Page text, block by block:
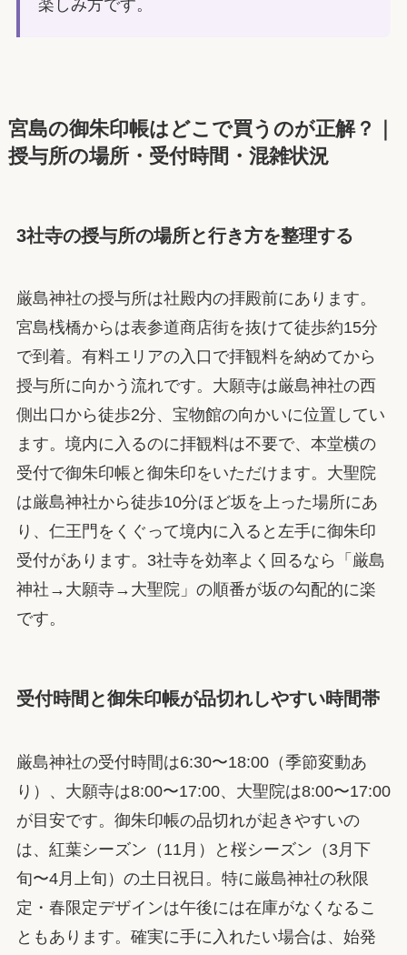
楽しみ方です。
宮島の御朱印帳はどこで買うのが正解？｜
授与所の場所・受付時間・混雑状況
3社寺の授与所の場所と行き方を整理する
厳島神社の授与所は社殿内の拝殿前にあります。
宮島桟橋からは表参道商店街を抜けて徒歩約15分
で到着。有料エリアの入口で拝観料を納めてから
授与所に向かう流れです。大願寺は厳島神社の西
側出口から徒歩2分、宝物館の向かいに位置してい
ます。境内に入るのに拝観料は不要で、本堂横の
受付で御朱印帳と御朱印をいただけます。大聖院
は厳島神社から徒歩10分ほど坂を上った場所にあ
り、仁王門をくぐって境内に入ると左手に御朱印
受付があります。3社寺を効率よく回るなら「厳島
神社→大願寺→大聖院」の順番が坂の勾配的に楽
です。
受付時間と御朱印帳が品切れしやすい時間帯
厳島神社の受付時間は6:30〜18:00（季節変動あ
り）、大願寺は8:00〜17:00、大聖院は8:00〜17:00
が目安です。御朱印帳の品切れが起きやすいの
は、紅葉シーズン（11月）と桜シーズン（3月下
旬〜4月上旬）の土日祝日。特に厳島神社の秋限
定・春限定デザインは午後には在庫がなくなるこ
ともあります。確実に手に入れたい場合は、始発